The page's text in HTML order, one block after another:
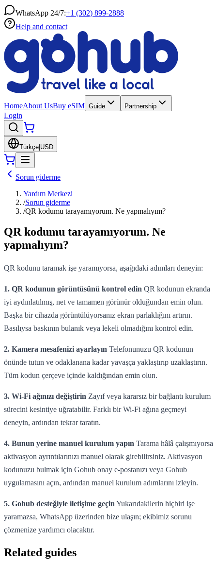
WhatsApp 24/7:+1 (302) 899-2888
Help and contact
HomeAbout UsBuy eSIM Guide Partnership
Login
Türkçe USD
Sorun giderme
Yardım Merkezi
/Sorun giderme
/QR kodumu tarayamıyorum. Ne yapmalıyım?
QR kodumu tarayamıyorum. Ne
yapmalıyım?
QR kodunu taramak işe yaramıyorsa, aşağıdaki adımları deneyin:
1. QR kodunun görüntüsünü kontrol edin QR kodunun ekranda
iyi aydınlatılmış, net ve tamamen görünür olduğundan emin olun.
Başka bir cihazda görüntülüyorsanız ekran parlaklığını artırın.
Basılıysa baskının bulanık veya lekeli olmadığını kontrol edin.
2. Kamera mesafenizi ayarlayın Telefonunuzu QR kodunun
önünde tutun ve odaklanana kadar yavaşça yaklaştırıp uzaklaştırın.
Tüm kodun çerçeve içinde kaldığından emin olun.
3. Wi-Fi ağınızı değiştirin Zayıf veya kararsız bir bağlantı kurulum
sürecini kesintiye uğratabilir. Farklı bir Wi-Fi ağına geçmeyi
deneyin, ardından tekrar taratın.
4. Bunun yerine manuel kurulum yapın Tarama hâlâ çalışmıyorsa
aktivasyon ayrıntılarınızı manuel olarak girebilirsiniz. Aktivasyon
kodunuzu bulmak için Gohub onay e-postanızı veya Gohub
uygulamasını açın, ardından manuel kurulum adımlarını izleyin.
5. Gohub desteğiyle iletişime geçin Yukarıdakilerin hiçbiri işe
yaramazsa, WhatsApp üzerinden bize ulaşın; ekibimiz sorunu
çözmenize yardımcı olacaktır.
Related guides